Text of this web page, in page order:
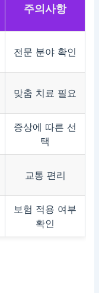
주의사항
전문 분야 확인
맞춤 치료 필요
증상에 따른 선
택
교통 편리
보험 적용 여부
확인